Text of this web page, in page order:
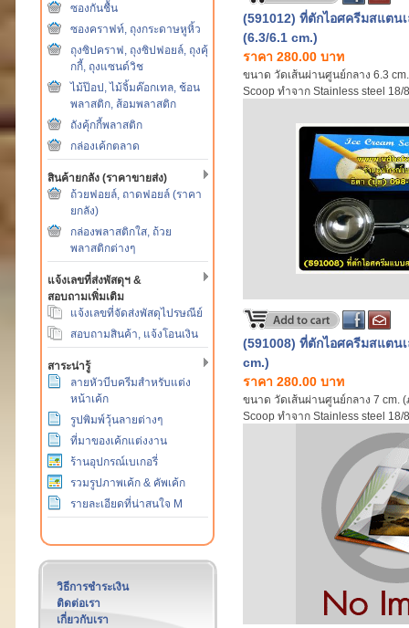
ซองกันชื้น
ซองคราฟท์, ถุงกระดาษหูหิ้ว
ถุงซิปคราฟ, ถุงซิปฟอยล์, ถุงคุ้
กกี้, ถุงแซนด์วิช
ไม้ป๊อป, ไม้จิ้มค๊อกเทล, ช้อน
พลาสติก, ส้อมพลาสติก
ถังคุ้กกี้พลาสติก
กล่องเค้กตลาด
สินค้ายกลัง (ราคาขายส่ง)
ถ้วยฟอยล์, ถาดฟอยล์ (ราคา
ยกลัง)
กล่องพลาสติกใส, ถ้วย
พลาสติกต่างๆ
แจ้งเลขที่ส่งพัสดุฯ &
สอบถามเพิ่มเติม
แจ้งเลขที่จัดส่งพัสดุไปรษณีย์
สอบถามสินค้า, แจ้งโอนเงิน
สาระน่ารู้
ลายหัวบีบครีมสำหรับแต่ง
หน้าเค้ก
รูปพิมพ์วุ้นลายต่างๆ
ที่มาของเค้กแต่งงาน
ร้านอุปกรณ์เบเกอรี่
รวมรูปภาพเค้ก & คัพเค้ก
รายละเอียดที่น่าสนใจ M
วิธีการชำระเงิน
ติดต่อเรา
เกี่ยวกับเรา
(591012) ที่ตักไอศครีมสแตน
(6.3/6.1 cm.)
ราคา 280.00 บาท
ขนาด วัดเส้นผ่านศูนย์กลาง 6.3
Scoop ทำจาก Stainless steel
(สินค้านำเข้า)
(591008) ที่ตักไอศครีมสแตน
cm.)
ราคา 280.00 บาท
ขนาด วัดเส้นผ่านศูนย์กลาง 7 cm. (
Scoop ทำจาก Stainless steel
เป็นชิ้นเดียวกันทั้งด้าม เพิ่มความแ